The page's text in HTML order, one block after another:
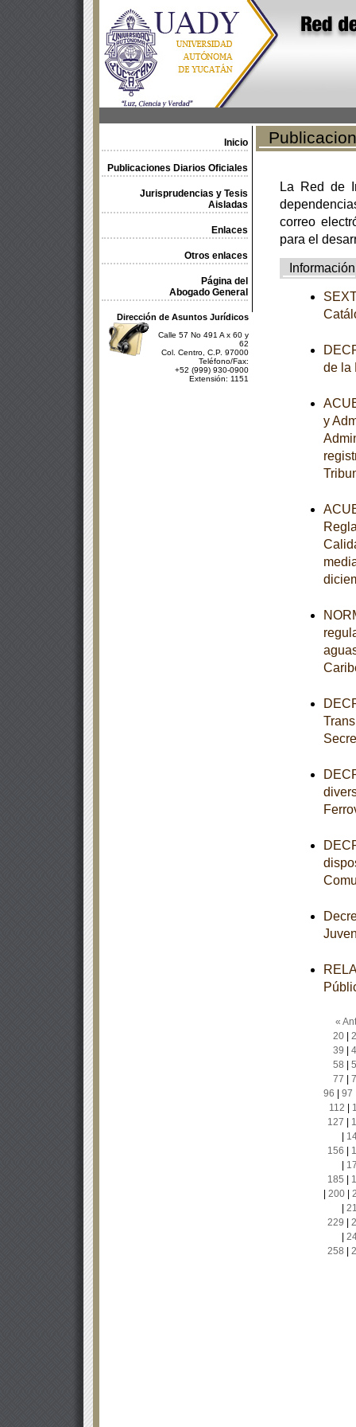
Inicio
Publicaciones Diarios Oficiales
Jurisprudencias y Tesis
Aisladas
Enlaces
Otros enlaces
Página del
Abogado General
Dirección de Asuntos Jurídicos
Calle 57 No 491 A x 60 y
62
Col. Centro, C.P. 97000
Teléfono/Fax:
+52 (999) 930-0900
Extensión: 1151
La Red de
correo
para el
Información
de la
y
«
20|
39
58
77
96
97
112
127
156
185
200|
229
258